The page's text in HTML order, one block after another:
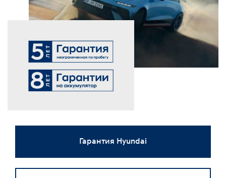
Гарантия Hyundai